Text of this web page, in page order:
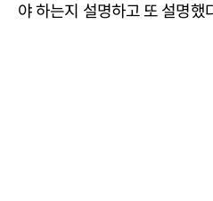
야 하는지 설명하고 또 설명했